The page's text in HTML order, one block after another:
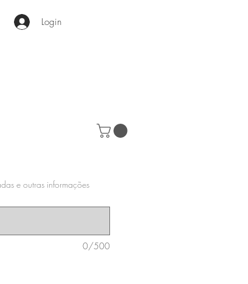
Login
e outras informações
0/500